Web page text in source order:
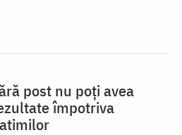
post nu poți avea
împotriva